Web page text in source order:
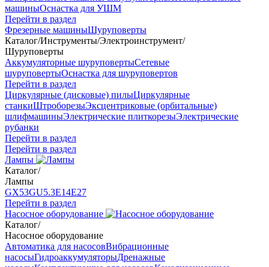
машиныОснастка для УШМ
Перейти в раздел
Фрезерные машиныШуруповерты
Каталог/Инструменты/Электроинструмент/
Шуруповерты
Аккумуляторные шуруповертыСетевые
шуруповертыОснастка для шуруповертов
Перейти в раздел
Циркулярные (дисковые) пилыЦиркулярные
станкиШтроборезыЭксцентриковые (орбитальные)
шлифмашиныЭлектрические плиткорезыЭлектрические
рубанки
Перейти в раздел
Перейти в раздел
Лампы
Каталог/
Лампы
GX53GU5.3Е14Е27
Перейти в раздел
Насосное оборудование
Каталог/
Насосное оборудование
Автоматика для насосовВибрационные
насосыГидроаккумуляторыДренажные